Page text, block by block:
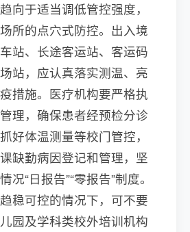
向于适当调低管控强度，
所的点穴式防控。出入境
站、长途客运站、客运码
站，应认真落实测温、亮
措施。医疗机构要严格执
理，确保患者经预检分诊
好体温测量等校门管控，
缺勤病因登记和管理，坚
“日报告”“零报告”制度。
稳可控的情况下，可不要
园及学科类校外培训机构